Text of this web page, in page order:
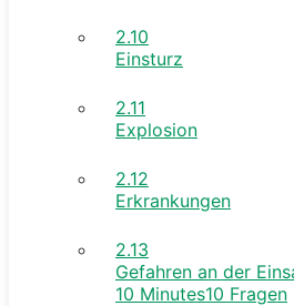
2.10
Einsturz
2.11
Explosion
2.12
Erkrankungen
2.13
Gefahren an der
10 Minutes10 Fragen